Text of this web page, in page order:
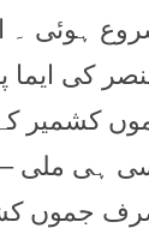
میں شروع
کی
کشمیر
جموں